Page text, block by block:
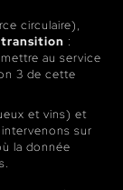
circulaire),
:
au service
3 de cette
et vins) et
sur
la donnée